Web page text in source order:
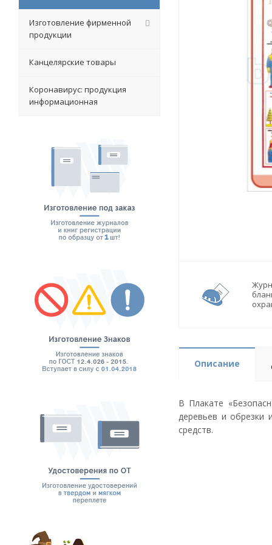
Описание
В Плакате
деревьев и обрезки
средств.
Изготовление фирменной
продукции
Канцелярские товары
Коронавирус: продукция
информационная